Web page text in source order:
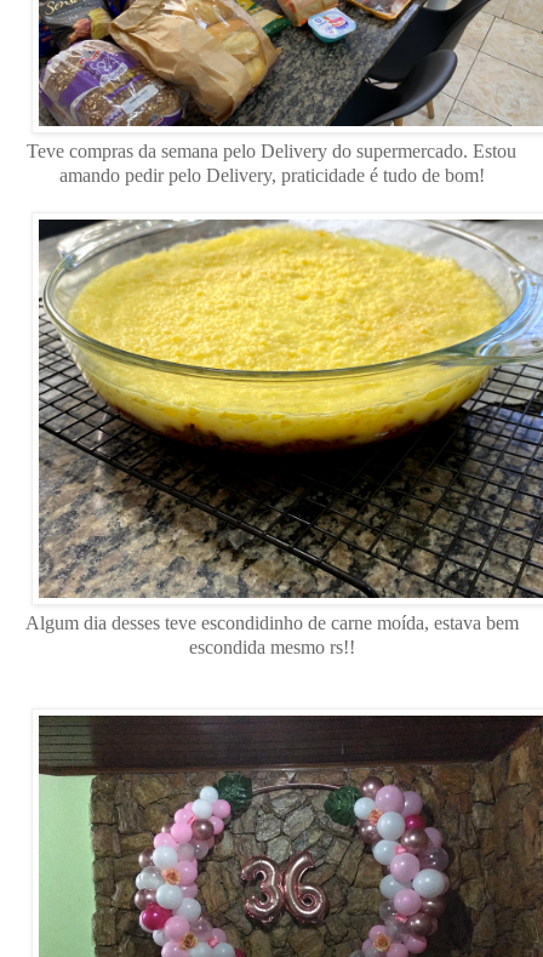
Teve compras da semana pelo Delivery do supermercado. Estou
amando pedir pelo Delivery, praticidade é tudo de bom!
Algum dia desses teve escondidinho de carne moída, estava bem
escondida mesmo rs!!